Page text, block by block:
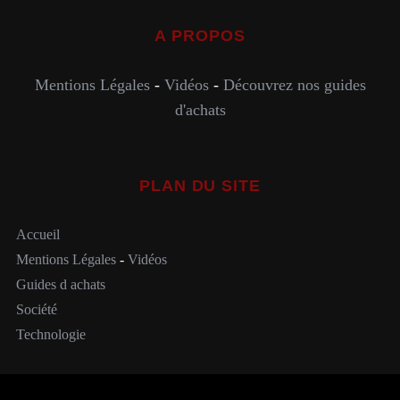
A PROPOS
Mentions Légales- Vidéos- Découvrez nos guides
d'achats
PLAN DU SITE
Accueil
Mentions Légales- Vidéos
Guides d achats
Société
Technologie